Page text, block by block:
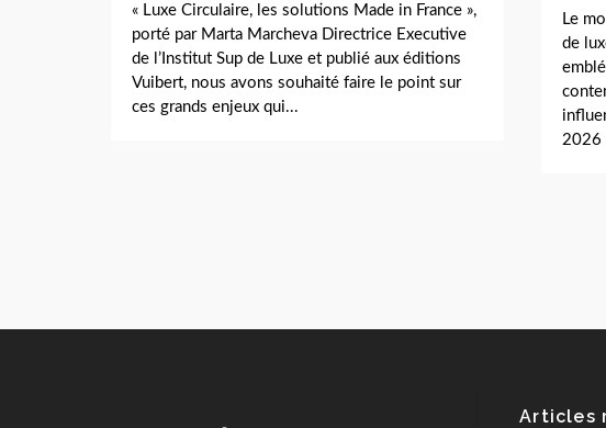
« Luxe Circulaire, les solutions Made in France »,
porté par Marta Marcheva Directrice Executive
de l’Institut Sup de Luxe et publié aux éditions
Vuibert, nous avons souhaité faire le point sur
ces grands enjeux qui...
Le
de
2026
Articles